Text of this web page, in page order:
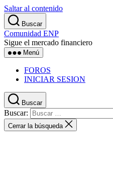
Saltar al contenido
Buscar
Comunidad ENP
Sigue el mercado financiero
Menú
FOROS
INICIAR SESION
Buscar
Buscar:
Cerrar la búsqueda